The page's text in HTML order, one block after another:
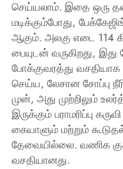
செய்யலாம். இதை ஒரு
மடிக்கும்போது,
ஆகும். அலகு எடை 114
பையுடன் வருகிறது, இது
போக்குவரத்து வசதியாக
செய்ய, லேசான சோப்பு
முன், அது முற்றிலும்
இருக்கும் பராமரிப்பு
கையாளும் மற்றும்
தேவையில்லை. வணிக
வசதியானது.